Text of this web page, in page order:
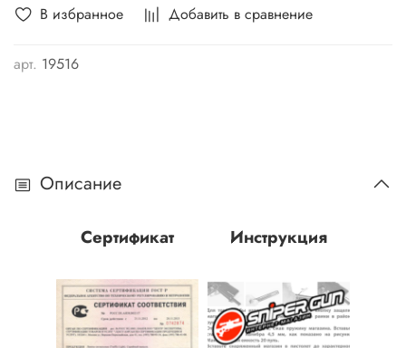
В избранное Добавить в сравнение
арт. 19516
Описание
Сертификат Инструкция